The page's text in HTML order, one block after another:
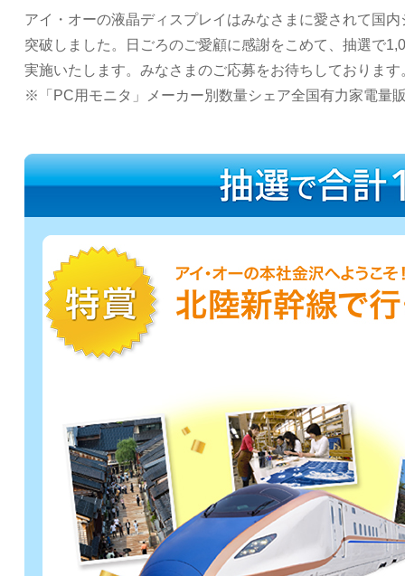
アイ・オーの液晶ディスプレイはみなさまに愛されて国
突破しました。日ごろのご愛顧に感謝をこめて、抽選で
実施いたします。みなさまのご応募をお待ちしております
※「PC用モニタ」メーカー別数量シェア全国有力家電量